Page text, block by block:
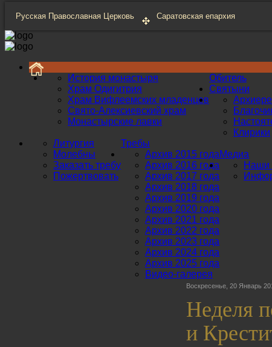
Русская Православная Церковь Саратовская епархия
Обитель
История монастыря
Храм Одигитрия
Храм Вифлеемских младенцев
Свято-Алексиевский храм
Монастырские лавки
Святыни
Клирики
Требы
Литургия
Молебны
Заказать требу
Пожертвовать
Медиа
Архив 2015 года
Архив 2016 года
Архив 2017 года
Архив 2018 года
Архив 2019 года
Архив 2020 года
Архив 2021 года
Архив 2022 года
Архив 2023 года
Архив 2024 года
Архив 2025 года
Видео-галерея
Наши
Воскресенье, 20 Январь
Неделя
и